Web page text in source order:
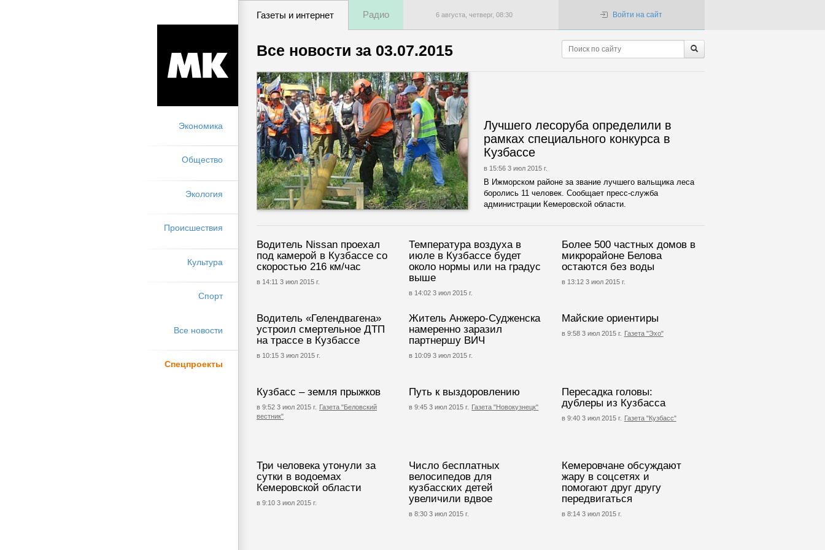
Экономика
Общество
Экология
Происшествия
Культура
Спорт
Все новости
Спецпроекты
Газеты и интернет Радио 6 августа, четверг, 08:30 Войти на сайт
Все новости за 03.07.2015
Лучшего лесоруба определили в
рамках специального конкурса в
Кузбассе
в 15:56 3 июл 2015 г.
В Ижморском районе за звание лучшего вальщика леса
боролись 11 человек. Сообщает пресс-служба
администрации Кемеровской области.
Водитель Nissan проехал
под камерой в Кузбассе со
скоростью 216 км/час
в 14:11 3 июл 2015 г.
Температура воздуха в
июле в Кузбассе будет
около нормы или на градус
выше
в 14:02 3 июл 2015 г.
Более 500 частных домов в
микрорайоне Белова
остаются без воды
в 13:12 3 июл 2015 г.
Водитель «Гелендвагена»
устроил смертельное ДТП
на трассе в Кузбассе
в 10:15 3 июл 2015 г.
Житель Анжеро-Судженска
намеренно заразил
партнершу ВИЧ
в 10:09 3 июл 2015 г.
Майские ориентиры
в 9:58 3 июл 2015 г. Газета "Эхо"
Кузбасс – земля прыжков
в 9:52 3 июл 2015 г. Газета "Беловский
вестник"
Путь к выздоровлению
в 9:45 3 июл 2015 г. Газета "Новокузнецк"
Пересадка головы:
дублеры из Кузбасса
в 9:40 3 июл 2015 г. Газета "Кузбасс"
Три человека утонули за
сутки в водоемах
Кемеровской области
в 9:10 3 июл 2015 г.
Число бесплатных
велосипедов для
кузбасских детей
увеличили вдвое
в 8:30 3 июл 2015 г.
Кемеровчане обсуждают
жару в соцсетях и
помогают друг другу
передвигаться
в 8:14 3 июл 2015 г.